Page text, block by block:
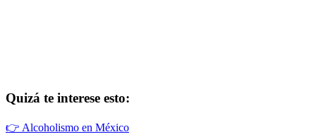
Quizá te interese esto:
👉 Alcoholismo en México